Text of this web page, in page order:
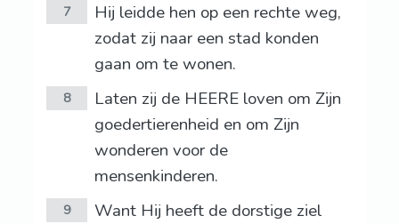
7
Hij leidde hen op een rechte weg,
zodat zij naar een stad konden
gaan om te wonen.
8
Laten zij de HEERE loven om Zijn
goedertierenheid en om Zijn
wonderen voor de
mensenkinderen.
9
Want Hij heeft de dorstige ziel